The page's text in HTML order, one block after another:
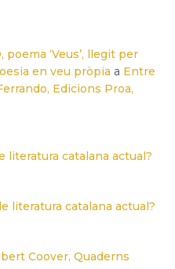
‘Veus’, llegit per
en veu pròpia a Entre
Edicions Proa,
literatura catalana actual?
literatura catalana actual?
Coover, Quaderns